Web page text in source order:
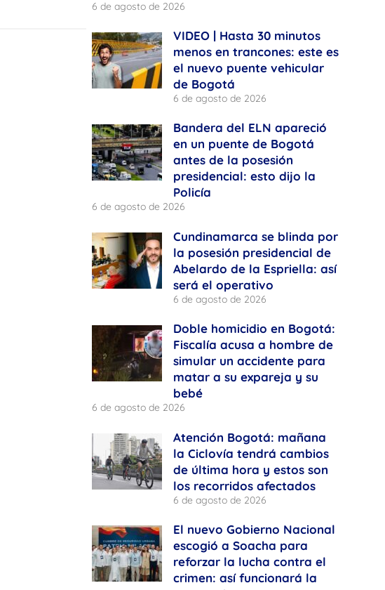
6 de agosto de 2026
VIDEO | Hasta 30 minutos
menos en trancones: este es
el nuevo puente vehicular
de Bogotá
6 de agosto de 2026
Bandera del ELN apareció
en un puente de Bogotá
antes de la posesión
presidencial: esto dijo la
Policía
6 de agosto de 2026
Cundinamarca se blinda por
la posesión presidencial de
Abelardo de la Espriella: así
será el operativo
6 de agosto de 2026
Doble homicidio en Bogotá:
Fiscalía acusa a hombre de
simular un accidente para
matar a su expareja y su
bebé
6 de agosto de 2026
Atención Bogotá: mañana
la Ciclovía tendrá cambios
de última hora y estos son
los recorridos afectados
6 de agosto de 2026
El nuevo Gobierno Nacional
escogió a Soacha para
reforzar la lucha contra el
crimen: así funcionará la